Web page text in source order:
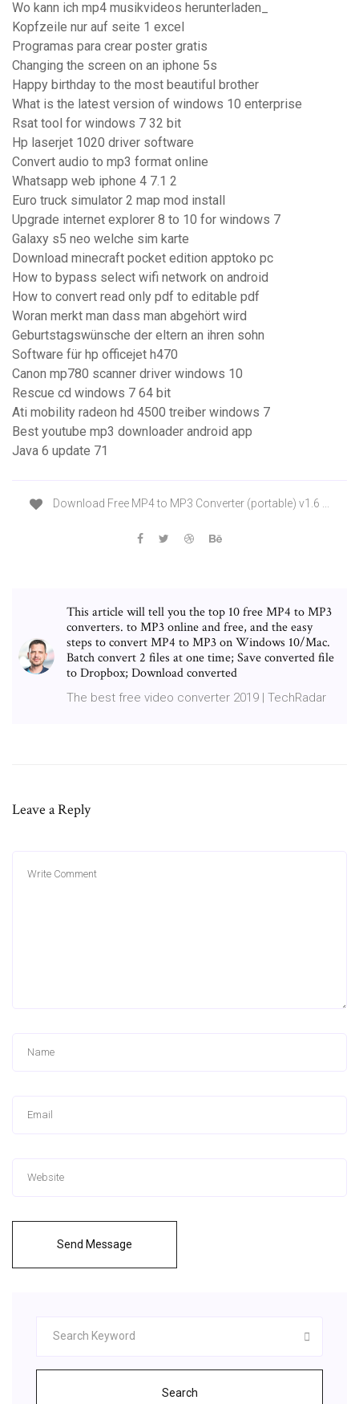
Wo kann ich mp4 musikvideos herunterladen_
Kopfzeile nur auf seite 1 excel
Programas para crear poster gratis
Changing the screen on an iphone 5s
Happy birthday to the most beautiful brother
What is the latest version of windows 10 enterprise
Rsat tool for windows 7 32 bit
Hp laserjet 1020 driver software
Convert audio to mp3 format online
Whatsapp web iphone 4 7.1 2
Euro truck simulator 2 map mod install
Upgrade internet explorer 8 to 10 for windows 7
Galaxy s5 neo welche sim karte
Download minecraft pocket edition apptoko pc
How to bypass select wifi network on android
How to convert read only pdf to editable pdf
Woran merkt man dass man abgehört wird
Geburtstagswünsche der eltern an ihren sohn
Software für hp officejet h470
Canon mp780 scanner driver windows 10
Rescue cd windows 7 64 bit
Ati mobility radeon hd 4500 treiber windows 7
Best youtube mp3 downloader android app
Java 6 update 71
Download Free MP4 to MP3 Converter (portable) v1.6 ...
This article will tell you the top 10 free MP4 to MP3
converters. to MP3 online and free, and the easy
steps to convert MP4 to MP3 on Windows 10/Mac.
Batch convert 2 files at one time; Save converted file
to Dropbox; Download converted
The best free video converter 2019 | TechRadar
Leave a Reply
Send Message
Search